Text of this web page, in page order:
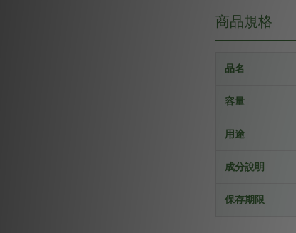
商品規格
品名
容量
用途
成分說明
保存期限